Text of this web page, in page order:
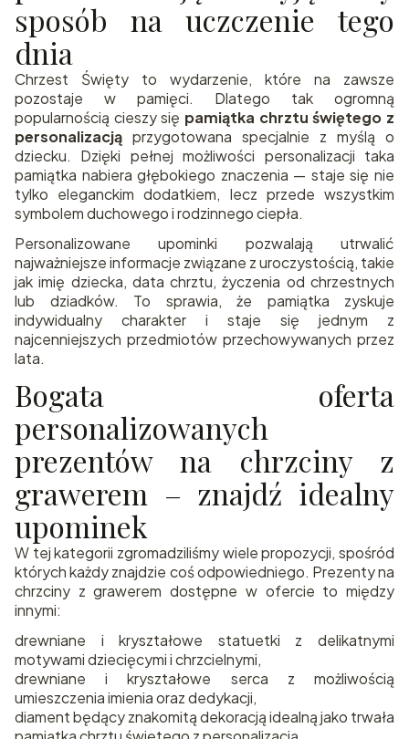
sposób na uczczenie tego
dnia
Chrzest Święty to wydarzenie, które na zawsze
pozostaje w pamięci. Dlatego tak ogromną
popularnością cieszy się pamiątka chrztu świętego z
personalizacją przygotowana specjalnie z myślą o
dziecku. Dzięki pełnej możliwości personalizacji taka
pamiątka nabiera głębokiego znaczenia — staje się nie
tylko eleganckim dodatkiem, lecz przede wszystkim
symbolem duchowego i rodzinnego ciepła.
Personalizowane upominki pozwalają utrwalić
najważniejsze informacje związane z uroczystością, takie
jak imię dziecka, data chrztu, życzenia od chrzestnych
lub dziadków. To sprawia, że pamiątka zyskuje
indywidualny charakter i staje się jednym z
najcenniejszych przedmiotów przechowywanych przez
lata.
Bogata oferta
personalizowanych
prezentów na chrzciny z
grawerem – znajdź idealny
upominek
W tej kategorii zgromadziliśmy wiele propozycji, spośród
których każdy znajdzie coś odpowiedniego. Prezenty na
chrzciny z grawerem dostępne w ofercie to między
innymi:
drewniane i kryształowe statuetki z delikatnymi
motywami dziecięcymi i chrzcielnymi,
drewniane i kryształowe serca z możliwością
umieszczenia imienia oraz dedykacji,
diament będący znakomitą dekoracją idealną jako trwała